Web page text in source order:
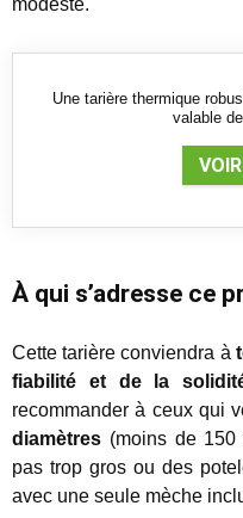
modeste.
Une tarière thermique
valable
À qui s’adresse ce
Cette tarière conviendra à
fiabilité et de la
recommander à ceux qui
diamètres (moins de 150
pas trop gros ou des
avec une seule mèche